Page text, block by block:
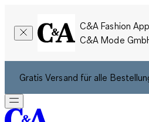
C&A Fashion App
C&A Mode
Gratis Versand für alle